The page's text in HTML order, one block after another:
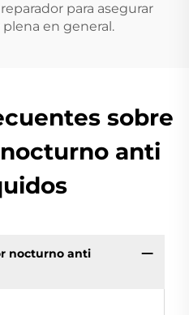
para asegurar
en general.
sobre
anti
nocturno anti